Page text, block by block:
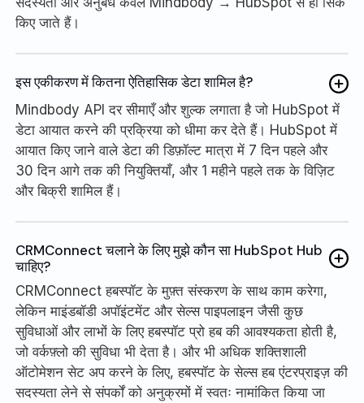
किए जाते हैं।
इस एकीकरण में कितना ऐतिहासिक डेटा शामिल है?
Mindbody API दर सीमाएँ और शुल्क लगाता है जो HubSpot में
डेटा आयात करने की प्रक्रिया को धीमा कर देते हैं। HubSpot में
आयात किए जाने वाले डेटा की डिफ़ॉल्ट मात्रा में 7 दिन पहले और
30 दिन आगे तक की नियुक्तियाँ, और 1 महीने पहले तक के विज़िट
और बिक्री शामिल हैं।
CRMConnect चलाने के लिए मुझे कौन सा HubSpot Hub
चाहिए?
CRMConnect हबस्पॉट के मुफ़्त संस्करण के साथ काम करेगा,
लेकिन माइंडबॉडी अपॉइंटमेंट और सेल्स पाइपलाइन जैसी कुछ
सुविधाओं और लाभों के लिए हबस्पॉट प्रो हब की आवश्यकता होती है,
जो वर्कफ़्लो की सुविधा भी देता है। और भी अधिक शक्तिशाली
ऑटोमेशन सेट अप करने के लिए, हबस्पॉट के सेल्स हब एंटरप्राइज़ की
सदस्यता लेने से संपर्कों को अनुक्रमों में स्वतः नामांकित किया जा